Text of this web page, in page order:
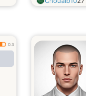
0.3